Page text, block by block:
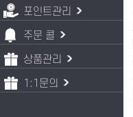
포인트관리
주문 콜
상품관리
1:1문의